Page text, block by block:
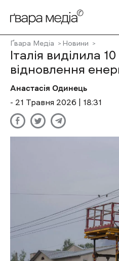
Ґвара Медіа Новини
Італія виділила
відновлення
Анастасія Одинець
- 21 Травня 2026 | 18:31